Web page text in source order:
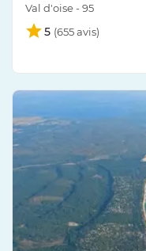
Val d'oise - 95
5